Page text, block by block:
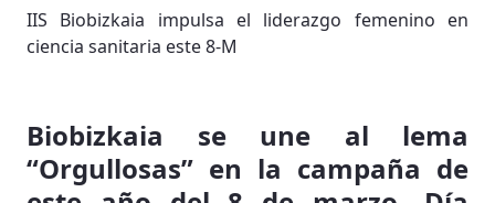
IIS Biobizkaia impulsa el liderazgo femenino en
ciencia sanitaria este 8-M
Biobizkaia se une al lema
“Orgullosas” en la campaña de